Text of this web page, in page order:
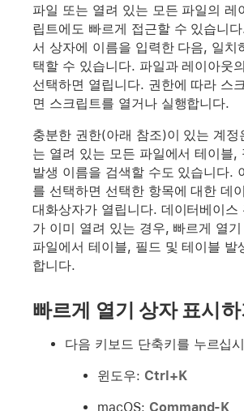
파일 또는 열려 있는 모든 파일의 레
립트에도 빠르게 접근할 수 있습니
서 상자에 이름을 입력한 다음, 일치
택할 수 있습니다. 파일과 레이아웃
선택하면 열립니다. 권한에 따라 스
면 스크립트를 열거나 실행합니다.
충분한 권한(아래 참조)이 있는 계정
는 열려 있는 모든 파일에서 테이블,
발생 이름을 검색할 수도 있습니다.
를 선택하면 선택한 항목에 대한 데
대화상자가 열립니다. 데이터베이스
가 이미 열려 있는 경우, 빠르게 열
파일에서 테이블, 필드 및 테이블 발
합니다.
빠르게 열기 상자 표시
다음 키보드 단축키를 누르십
윈도우: Ctrl+K
macOS: Command-K